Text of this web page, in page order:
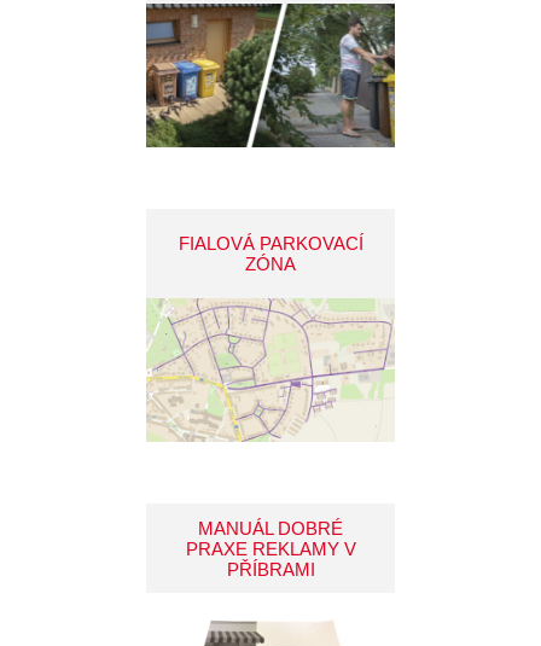
FIALOVÁ PARKOVACÍ
ZÓNA
MANUÁL DOBRÉ
PRAXE REKLAMY V
PŘÍBRAMI